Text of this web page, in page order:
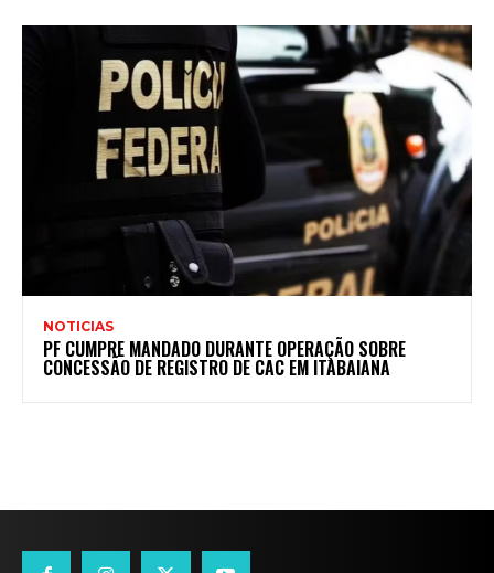
NOTICIAS
PF CUMPRE MANDADO DURANTE OPERAÇÃO SOBRE
CONCESSÃO DE REGISTRO DE CAC EM ITABAIANA